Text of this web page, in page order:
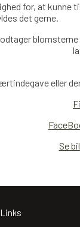
for, at
det gerne.
eller
Se
Links